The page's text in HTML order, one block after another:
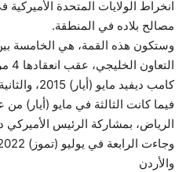
انخراط الولايات المتحدة
مصالح بلاده في المنطقة.
وستكون هذه القمة، هي الخامسة
الرياض، بمشاركة الرئيس الأميركي
والأردن